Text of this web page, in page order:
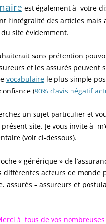
est également à votre
l’intégralité des articles mais
site évidemment.
sans prétention
et les assurés peuvent
vocabulaire le plus simple
(80% d’avis négatif
un sujet particulier et
présent site. Je vous invite à
(voir ci-dessous).
« générique » de
différentes acteurs de monde
assurés – assureurs et
à tous de vos nombreuses